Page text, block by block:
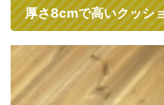
厚さ8cmで高いクッシ